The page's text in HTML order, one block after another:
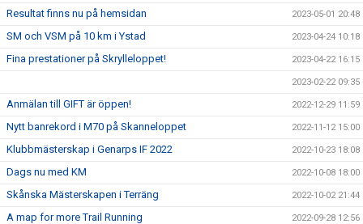
Resultat finns nu på hemsidan 2023-05-01 20:48
SM och VSM på 10 km i Ystad 2023-04-24 10:18
Fina prestationer på Skrylleloppet! 2023-04-22 16:15
2023-02-22 09:35
Anmälan till GIFT är öppen! 2022-12-29 11:59
Nytt banrekord i M70 på Skanneloppet 2022-11-12 15:00
Klubbmästerskap i Genarps IF 2022 2022-10-23 18:08
Dags nu med KM 2022-10-08 18:00
Skånska Mästerskapen i Terräng 2022-10-02 21:44
A map for more Trail Running 2022-09-28 12:56